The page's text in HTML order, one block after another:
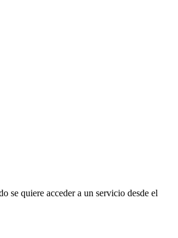
se quiere acceder a un servicio desde el